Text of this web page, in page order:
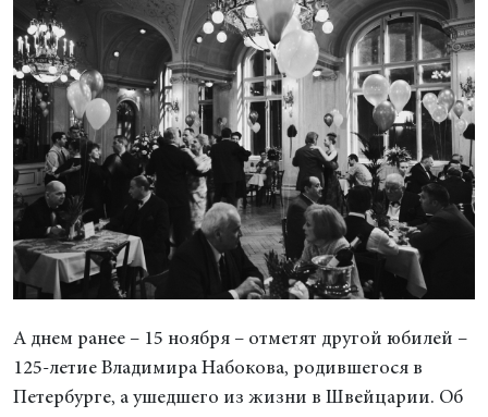
А днем ранее – 15 ноября – отметят другой юбилей –
125-летие Владимира Набокова, родившегося в
Петербурге, а ушедшего из жизни в Швейцарии. Об